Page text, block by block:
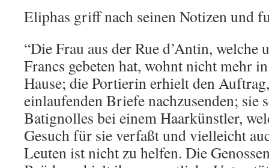
Eliphas griff nach seinen Notizen und
“Die Frau aus der Rue d’Antin,
Francs gebeten hat, wohnt nicht mehr
Hause; die Portierin erhielt den
einlaufenden Briefe nachzusenden; sie
Batignolles bei einem Haarkünstler,
Gesuch für sie verfaßt und vielleicht
Leuten ist nicht zu helfen. Die